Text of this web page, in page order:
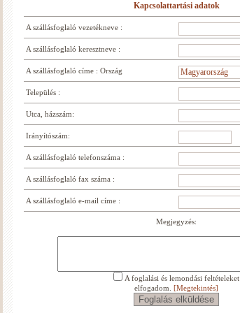
Kapcsolattartási adatok
A szállásfoglaló vezetékneve :
A szállásfoglaló keresztneve :
A szállásfoglaló címe : Ország
Település :
Utca, házszám:
Irányítószám:
A szállásfoglaló telefonszáma :
A szállásfoglaló fax száma :
A szállásfoglaló e-mail címe :
Megjegyzés:
A foglalási és lemondási feltételeket
elfogadom. [Megtekintés]